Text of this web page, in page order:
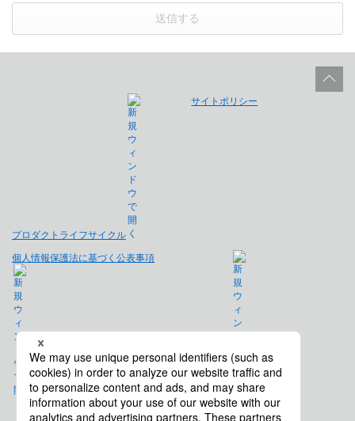
送信する
プロダクトライフサイクル
サイトポリシー
個人情報保護法に基づく公表事項
免責事項